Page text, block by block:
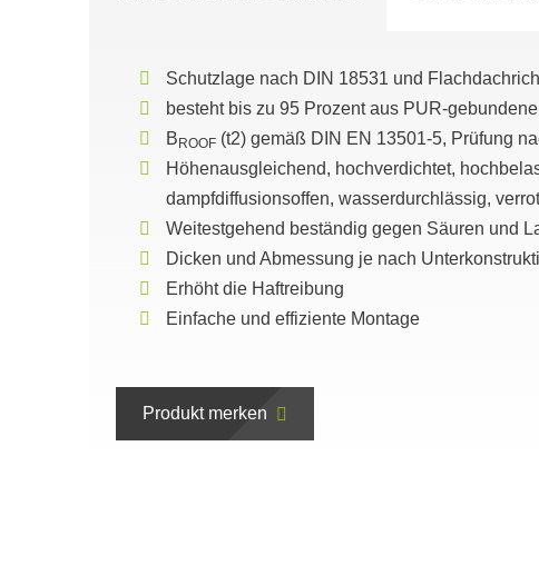
Schutzlage nach DIN 18531 und
besteht bis zu 95 Prozent aus PUR-
B ROOF (t2) gemäß DIN EN 13501-5, Prüfung
Höhenausgleichend, hochverdichtet,
dampfdiffusionsoffen, wasserdurchlässig,
Weitestgehend beständig gegen Säuren und
Dicken und Abmessung je nach
Erhöht die Haftreibung
Einfache und effiziente Montage
Produkt merken